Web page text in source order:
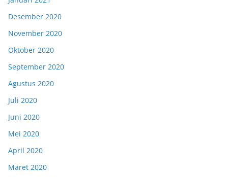
Desember 2020
November 2020
Oktober 2020
September 2020
Agustus 2020
Juli 2020
Juni 2020
Mei 2020
April 2020
Maret 2020